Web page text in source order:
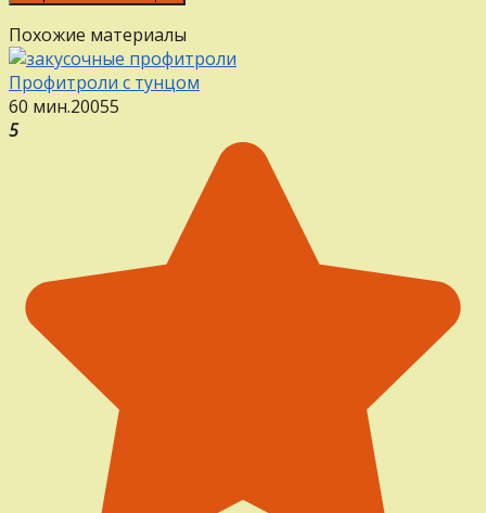
Похожие материалы
Профитроли с тунцом
60 мин.20055
5